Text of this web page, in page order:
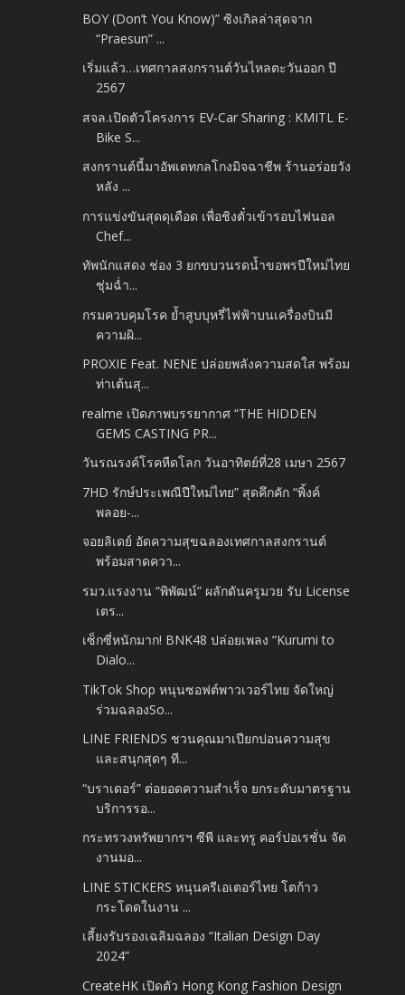
BOY (Don’t You Know)” ซิงเกิลล่าสุดจาก
“Praesun” ...
เริ่มแล้ว…เทศกาลสงกรานต์วันไหลตะวันออก ปี
2567
สจล.เปิดตัวโครงการ EV-Car Sharing : KMITL E-
Bike S...
สงกรานต์นี้มาอัพเดทกลโกงมิจฉาชีพ ร้านอร่อยวัง
หลัง ...
การแข่งขันสุดดุเดือด เพื่อชิงตั๋วเข้ารอบไฟนอล
Chef...
ทัพนักแสดง ช่อง 3 ยกขบวนรดน้ำขอพรปีใหม่ไทย
ชุ่มฉ่ำ...
กรมควบคุมโรค ย้ำสูบบุหรี่ไฟฟ้าบนเครื่องบินมี
ความผิ...
PROXIE Feat. NENE ปล่อยพลังความสดใส พร้อม
ท่าเต้นสุ...
realme เปิดภาพบรรยากาศ “THE HIDDEN
GEMS CASTING PR...
วันรณรงค์โรคหืดโลก วันอาทิตย์ที่28 เมษา 2567
7HD รักษ์ประเพณีปีใหม่ไทย” สุดคึกคัก “พิ้งค์
พลอย-...
จอยลิเดย์ อัดความสุขฉลองเทศกาลสงกรานต์
พร้อมสาดควา...
รมว.แรงงาน “พิพัฒน์” ผลักดันครูมวย รับ License
เตร...
เซ็กซี่หนักมาก! BNK48 ปล่อยเพลง “Kurumi to
Dialo...
TikTok Shop หนุนซอฟต์พาวเวอร์ไทย จัดใหญ่
ร่วมฉลองSo...
LINE FRIENDS ชวนคุณมาเปียกปอนความสุข
และสนุกสุดๆ ที...
“บราเดอร์” ต่อยอดความสำเร็จ ยกระดับมาตรฐาน
บริการรอ...
กระทรวงทรัพยากรฯ ซีพี และทรู คอร์ปอเรชั่น จัด
งานมอ...
LINE STICKERS หนุนครีเอเตอร์ไทย โตก้าว
กระโดดในงาน ...
เลี้ยงรับรองเฉลิมฉลอง “Italian Design Day
2024”
CreateHK เปิดตัว Hong Kong Fashion Design